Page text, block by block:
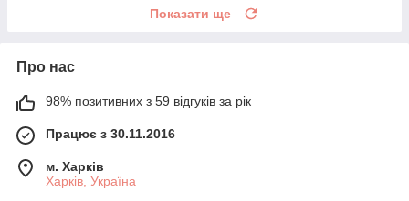
Показати ще
Про нас
98% позитивних з 59 відгуків за рік
Працює з 30.11.2016
м. Харків
Харків, Україна